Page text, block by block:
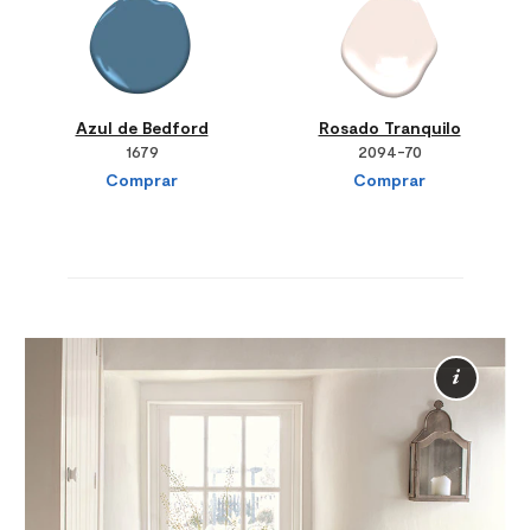
Azul de Bedford
1679
Comprar
Rosado Tranquilo
2094-70
Comprar
Más